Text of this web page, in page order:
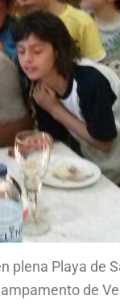
plena Playa de
de